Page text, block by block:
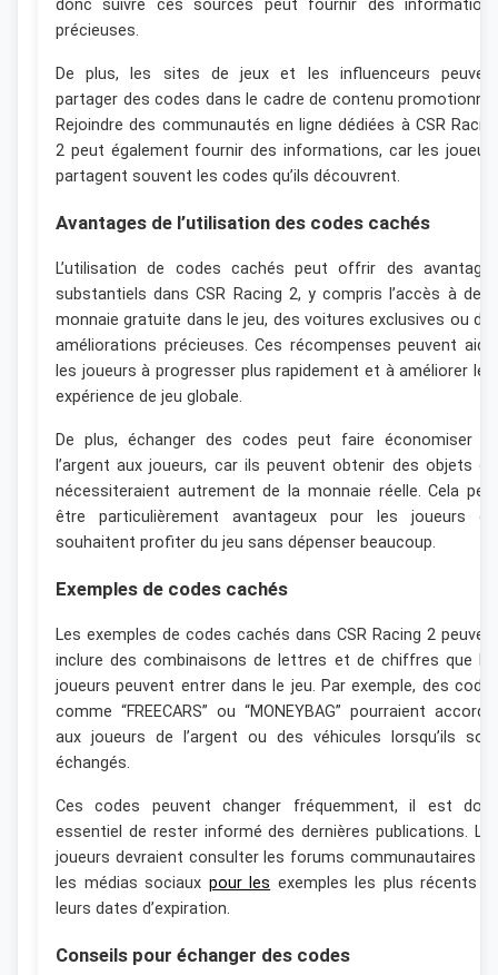
donc suivre ces sources peut fournir des
précieuses.
De plus, les sites de jeux et les influenceurs
partager des codes dans le cadre de contenu
Rejoindre des communautés en ligne dédiées à CSR
2 peut également fournir des informations, car les
partagent souvent les codes qu’ils découvrent.
Avantages de l’utilisation des codes cachés
L’utilisation de codes cachés peut offrir des
substantiels dans CSR Racing 2, y compris l’accès à de
monnaie gratuite dans le jeu, des voitures exclusives ou
améliorations précieuses. Ces récompenses peuvent
les joueurs à progresser plus rapidement et à améliorer
expérience de jeu globale.
De plus, échanger des codes peut faire économiser
l’argent aux joueurs, car ils peuvent obtenir des objets
nécessiteraient autrement de la monnaie réelle. Cela
être particulièrement avantageux pour les joueurs
souhaitent profiter du jeu sans dépenser beaucoup.
Exemples de codes cachés
Les exemples de codes cachés dans CSR Racing 2
inclure des combinaisons de lettres et de chiffres que
joueurs peuvent entrer dans le jeu. Par exemple, des
comme “FREECARS” ou “MONEYBAG” pourraient
aux joueurs de l’argent ou des véhicules lorsqu’ils
échangés.
Ces codes peuvent changer fréquemment, il est
essentiel de rester informé des dernières publications.
joueurs devraient consulter les forums communautaires
les médias sociaux pour les exemples les plus récents
leurs dates d’expiration.
Conseils pour échanger des codes